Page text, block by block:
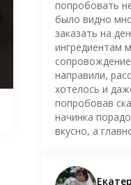
попробовать
было видно
заказать на
ингредиентам
направили,
хотелось и
попробовав
начинка
вкусно, а